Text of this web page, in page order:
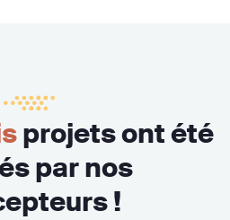
projets ont été
par nos
!